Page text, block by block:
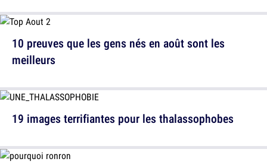
10 preuves que les gens nés en août sont les
meilleurs
19 images terrifiantes pour les thalassophobes